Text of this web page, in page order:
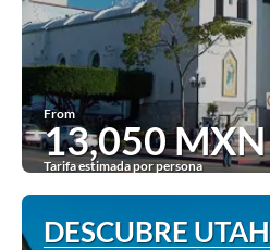
From
13,050 MXN
Tarifa estimada por persona
See
DESCUBRE UTAH